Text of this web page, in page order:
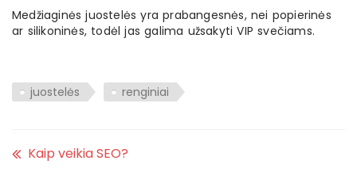
Medžiaginės juostelės yra prabangesnės, nei popierinės
ar silikoninės, todėl jas galima užsakyti VIP svečiams.
juostelės renginiai
Kaip veikia SEO?